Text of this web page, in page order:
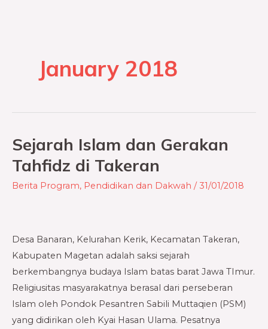
January 2018
Sejarah Islam dan Gerakan
Tahfidz di Takeran
Berita Program, Pendidikan dan Dakwah /31/01/2018
Desa Banaran, Kelurahan Kerik, Kecamatan Takeran,
Kabupaten Magetan adalah saksi sejarah
berkembangnya budaya Islam batas barat Jawa TImur.
Religiusitas masyarakatnya berasal dari perseberan
Islam oleh Pondok Pesantren Sabili Muttaqien (PSM)
yang didirikan oleh Kyai Hasan Ulama. Pesatnya
Sejarah
Islam
dan
Gerakan
Takeran